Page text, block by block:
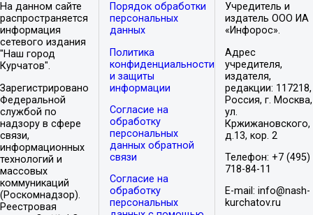
На данном сайте
распространяется
информация
сетевого издания
"Наш город
Курчатов".
Зарегистрировано
Федеральной
службой по
надзору в сфере
связи,
информационных
технологий и
массовых
коммуникаций
(Роскомнадзор).
Реестровая
Порядок обработки
персональных
данных
Политика
конфиденциальности
и защиты
информации
Согласие на
обработку
персональных
данных обратной
связи
Согласие на
обработку
персональных
Учредитель и
издатель ООО ИА
«Инфорос».
Адрес
учредителя,
издателя,
редакции: 117218,
Россия, г. Москва,
ул.
Кржижановского,
д.13, кор. 2
Телефон: +7 (495)
718-84-11
E-mail: info@nash-
kurchatov.ru